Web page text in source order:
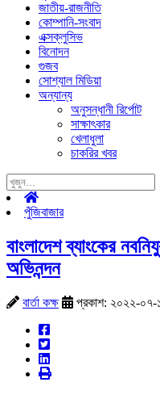
জাতীয়-রাজনীতি
কোম্পানি-সংবাদ
এক্সক্লুসিভ
বিনোদন
গুজব
সোশ্যাল মিডিয়া
অন্যান্য
অনুসন্ধানী রির্পোট
সাক্ষাৎকার
খেলাধুলা
চাকরির খবর
পুঁজিবাজার
বাংলাদেশ ব্যাংকের
অভিনন্দন
বার্তা কক্ষ প্রকাশ: ২০২২-